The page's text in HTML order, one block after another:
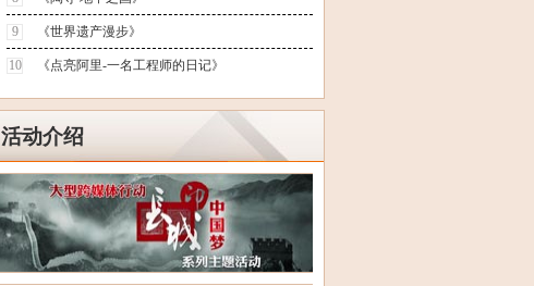
9 《世界遗产漫步》
10 《点亮阿里-一名工程师的日记》
活动介绍